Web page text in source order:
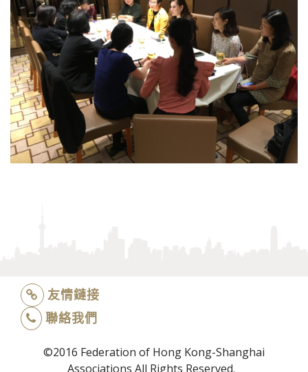
友情鏈接
聯絡我們
©2016 Federation of Hong Kong-Shanghai
Associations All Rights Reserved.